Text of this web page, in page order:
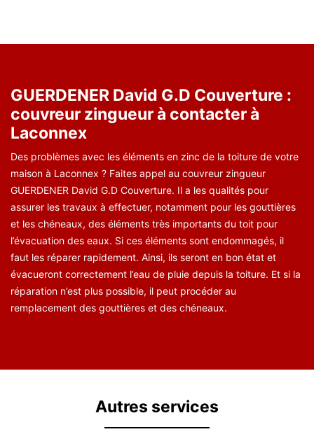
GUERDENER David G.D Couverture :
couvreur zingueur à contacter à
Laconnex
Des problèmes avec les éléments en zinc de la toiture de votre
maison à Laconnex ? Faites appel au couvreur zingueur
GUERDENER David G.D Couverture. Il a les qualités pour
assurer les travaux à effectuer, notamment pour les gouttières
et les chéneaux, des éléments très importants du toit pour
l’évacuation des eaux. Si ces éléments sont endommagés, il
faut les réparer rapidement. Ainsi, ils seront en bon état et
évacueront correctement l’eau de pluie depuis la toiture. Et si la
réparation n’est plus possible, il peut procéder au
remplacement des gouttières et des chéneaux.
Autres services